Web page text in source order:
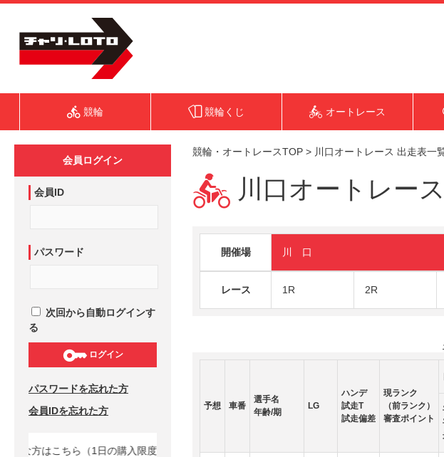
競輪 競輪くじ オートレース
会員ログイン
会員ID
パスワード
次回から自動ログインす
る
ログイン
パスワードを忘れた方
会員IDを忘れた方
はこちら（1日の購入限度額の設定）↓
競輪・オートレースTOP > 川口オートレース 出走表一
川口オートレー
開催場 川 口
レース 1R 2R
予想 車番
選手名
年齢/期
LG
ハンデ
試走T
試走偏差
現ランク
（前ランク）
審査ポイント